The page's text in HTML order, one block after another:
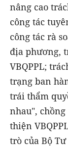
nâng cao
công tác
công tác rà
địa phương,
VBQPPL;
trạng ban
trái thẩm
nhau", chồng
thiện
trò của Bộ